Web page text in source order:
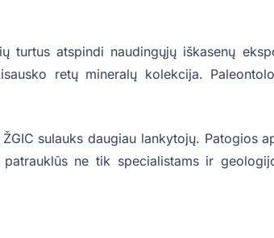
turtus atspindi naudingųjų iškasenų
retų mineralų kolekcija.
sulauks daugiau lankytojų. Patogios
ne tik specialistams ir